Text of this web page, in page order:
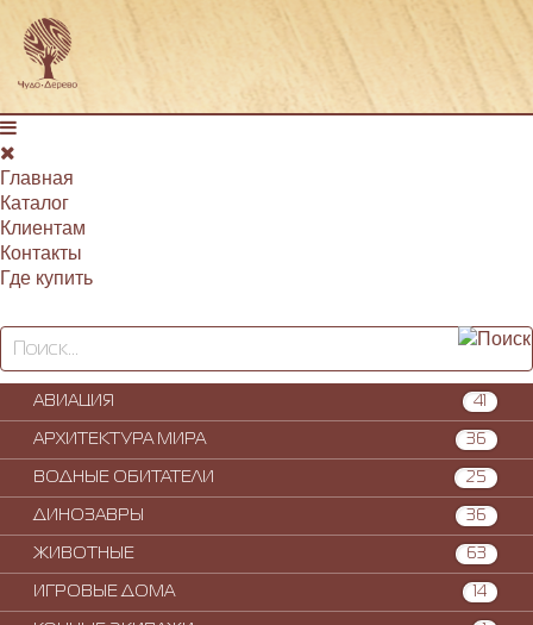
Главная
Каталог
Клиентам
Контакты
Где купить
41
АВИАЦИЯ
36
АРХИТЕКТУРА МИРА
25
ВОДНЫЕ ОБИТАТЕЛИ
36
ДИНОЗАВРЫ
63
ЖИВОТНЫЕ
14
ИГРОВЫЕ ДОМА